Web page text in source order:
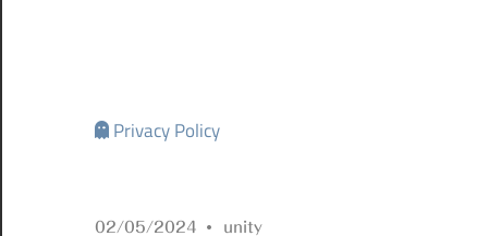
Privacy Policy
02/05/2024 unity